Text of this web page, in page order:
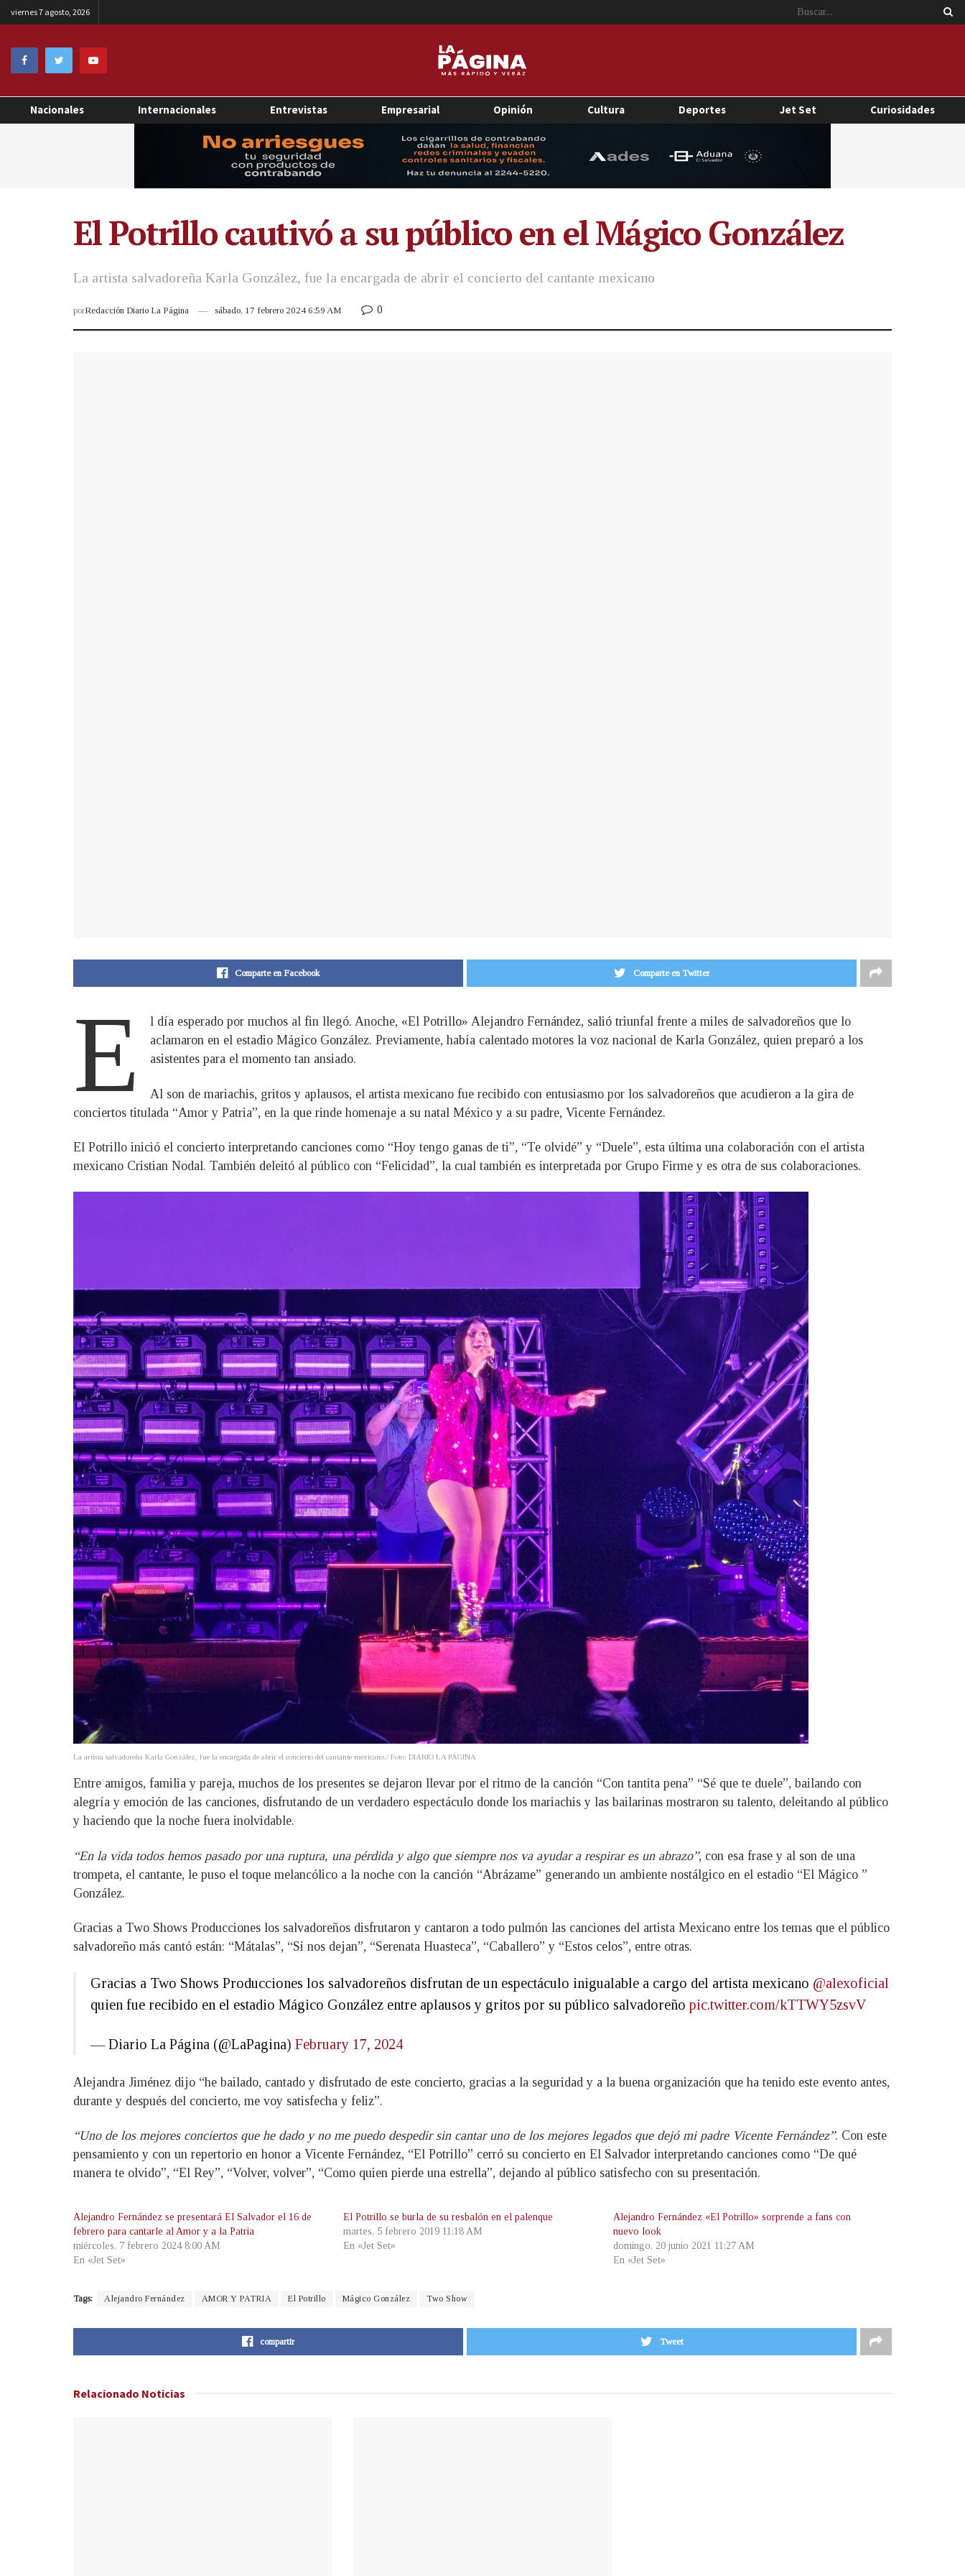
viernes 7 agosto, 2026
Nacionales Internacionales Entrevistas Empresarial Opinión Cultura Deportes Jet Set Curiosidades
El Potrillo cautivó a su público en el Mágico González
La artista salvadoreña Karla González, fue la encargada de abrir el concierto del cantante mexicano
porRedacción Diario La Página sábado, 17 febrero 2024 6:59 AM 0
Comparte en Facebook Comparte en Twitter
E
l día esperado por muchos al fin llegó. Anoche, «El Potrillo» Alejandro Fernández, salió triunfal frente a miles de salvadoreños que lo
aclamaron en el estadio Mágico González. Previamente, había calentado motores la voz nacional de Karla González, quien preparó a los
asistentes para el momento tan ansiado.
Al son de mariachis, gritos y aplausos, el artista mexicano fue recibido con entusiasmo por los salvadoreños que acudieron a la gira de
conciertos titulada “Amor y Patria”, en la que rinde homenaje a su natal México y a su padre, Vicente Fernández.
El Potrillo inició el concierto interpretando canciones como “Hoy tengo ganas de ti”, “Te olvidé” y “Duele”, esta última una colaboración con el artista
mexicano Cristian Nodal. También deleitó al público con “Felicidad”, la cual también es interpretada por Grupo Firme y es otra de sus colaboraciones.
La artista salvadoreña Karla González, fue la encargada de abrir el concierto del cantante mexicano./ Foto: DIARIO LA PÁGINA
Entre amigos, familia y pareja, muchos de los presentes se dejaron llevar por el ritmo de la canción “Con tantita pena” “Sé que te duele”, bailando con
alegría y emoción de las canciones, disfrutando de un verdadero espectáculo donde los mariachis y las bailarinas mostraron su talento, deleitando al público
y haciendo que la noche fuera inolvidable.
“En la vida todos hemos pasado por una ruptura, una pérdida y algo que siempre nos va ayudar a respirar es un abrazo”, con esa frase y al son de una
trompeta, el cantante, le puso el toque melancólico a la noche con la canción “Abrázame” generando un ambiente nostálgico en el estadio “El Mágico ”
González.
Gracias a Two Shows Producciones los salvadoreños disfrutaron y cantaron a todo pulmón las canciones del artista Mexicano entre los temas que el público
salvadoreño más cantó están: “Mátalas”, “Si nos dejan”, “Serenata Huasteca”, “Caballero” y “Estos celos”, entre otras.
Gracias a Two Shows Producciones los salvadoreños disfrutan de un espectáculo inigualable a cargo del artista mexicano @alexoficial
quien fue recibido en el estadio Mágico González entre aplausos y gritos por su público salvadoreño pic.twitter.com/kTTWY5zsvV
— Diario La Página (@LaPagina) February 17, 2024
Alejandra Jiménez dijo “he bailado, cantado y disfrutado de este concierto, gracias a la seguridad y a la buena organización que ha tenido este evento antes,
durante y después del concierto, me voy satisfecha y feliz”.
“Uno de los mejores conciertos que he dado y no me puedo despedir sin cantar uno de los mejores legados que dejó mi padre Vicente Fernández”. Con este
pensamiento y con un repertorio en honor a Vicente Fernández, “El Potrillo” cerró su concierto en El Salvador interpretando canciones como “De qué
manera te olvido”, “El Rey”, “Volver, volver”, “Como quien pierde una estrella”, dejando al público satisfecho con su presentación.
Alejandro Fernández se presentará El Salvador el 16 de
febrero para cantarle al Amor y a la Patria
miércoles, 7 febrero 2024 8:00 AM
En «Jet Set»
El Potrillo se burla de su resbalón en el palenque
martes, 5 febrero 2019 11:18 AM
En «Jet Set»
Alejandro Fernández «El Potrillo» sorprende a fans con
nuevo look
domingo, 20 junio 2021 11:27 AM
En «Jet Set»
Tags: Alejandro Fernández AMOR Y PATRIA El Potrillo Mágico González Two Show
compartir Tweet
Relacionado Noticias